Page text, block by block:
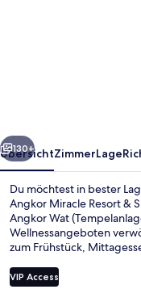
Weiter
130+
ÜbersichtZimmerLage
Du möchtest in bester
Angkor Miracle Resort &
Angkor Wat
Wellnessangeboten
zum Frühstück,
im luxuriösen Stil einen
Fitnessbereich.
VIP Access